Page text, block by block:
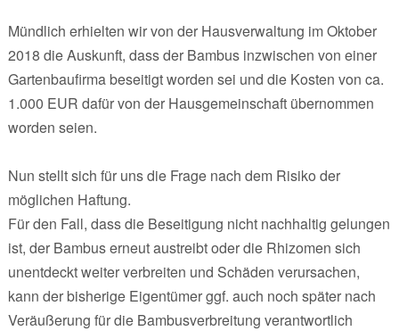
Mündlich erhielten wir von der Hausverwaltung im Oktober
2018 die Auskunft, dass der Bambus inzwischen von einer
Gartenbaufirma beseitigt worden sei und die Kosten von ca.
1.000 EUR dafür von der Hausgemeinschaft übernommen
worden seien.
Nun stellt sich für uns die Frage nach dem Risiko der
möglichen Haftung.
Für den Fall, dass die Beseitigung nicht nachhaltig gelungen
ist, der Bambus erneut austreibt oder die Rhizomen sich
unentdeckt weiter verbreiten und Schäden verursachen,
kann der bisherige Eigentümer ggf. auch noch später nach
Veräußerung für die Bambusverbreitung verantwortlich